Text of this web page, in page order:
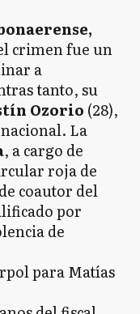
crimen fue un
a
tanto, su
Ozorio (28),
La
, a cargo de
roja de
coautor del
por
de